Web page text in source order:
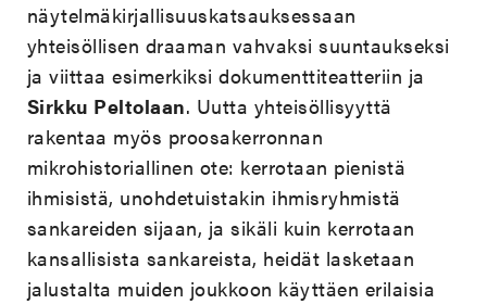
näytelmäkirjallisuuskatsauksessaan
yhteisöllisen draaman vahvaksi suuntaukseksi
ja viittaa esimerkiksi dokumenttiteatteriin ja
Sirkku Peltolaan. Uutta yhteisöllisyyttä
rakentaa myös proosakerronnan
mikrohistoriallinen ote: kerrotaan pienistä
ihmisistä, unohdetuistakin ihmisryhmistä
sankareiden sijaan, ja sikäli kuin kerrotaan
kansallisista sankareista, heidät lasketaan
jalustalta muiden joukkoon käyttäen erilaisia